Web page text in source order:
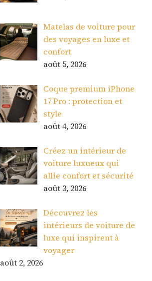
Matelas de voiture pour
des voyages en luxe et
confort
août 5, 2026
Coque premium iPhone
17 Pro : protection et
style
août 4, 2026
Créez un intérieur de
voiture luxueux qui
allie confort et sécurité
août 3, 2026
Découvrez les
intérieurs de voiture de
luxe qui inspirent à
voyager
août 2, 2026